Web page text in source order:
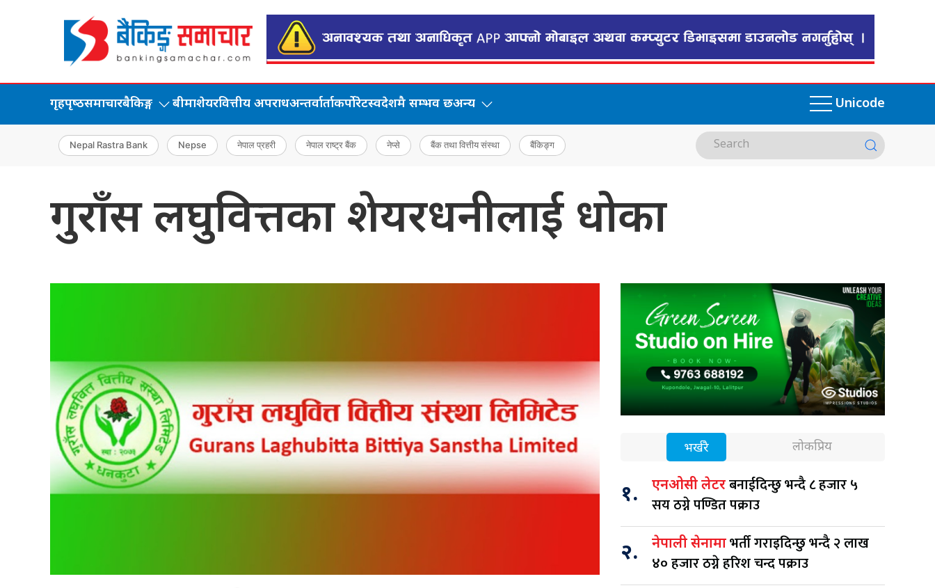
गृहपृष्‍ठसमाचारबैकिङ्ग बीमाशेयरवित्तीय अपराधअन्तर्वार्ताकर्पोरेटस्वदेशमै सम्भव छअन्य Unicode
Nepal Rastra Bank Nepse नेपाल प्रहरी नेपाल राष्ट्र बैंक नेप्से बैंक तथा वित्तीय संस्था बैंकिङ्ग
गुराँस लघुवित्तका शेयरधनीलाई धोका
भर्खरै लोकप्रिय
१. एनओसी लेटरबनाईदिन्छु भन्दै ८ हजार ५
सय ठग्ने पण्डित पक्राउ
२. नेपाली सेनामाभर्ती गराइदिन्छु भन्दै २ लाख
४० हजार ठग्ने हरिश चन्द पक्राउ